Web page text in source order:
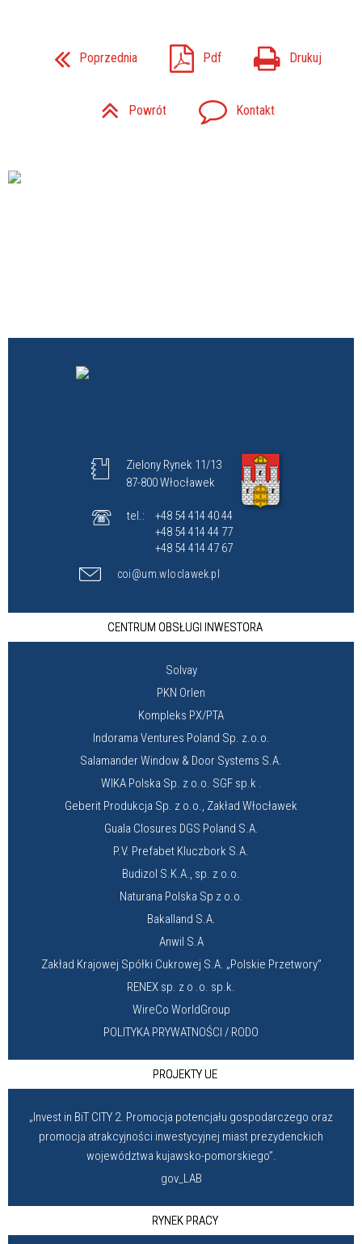
Poprzednia Pdf Drukuj
Powrót Kontakt
Zielony Rynek 11/13
87-800 Włocławek
tel.:
+48 54 414 40 44
+48 54 414 44 77
+48 54 414 47 67
coi@um.wloclawek.pl
CENTRUM OBSŁUGI INWESTORA
Solvay
PKN Orlen
Kompleks PX/PTA
Indorama Ventures Poland Sp. z.o.o.
Salamander Window & Door Systems S.A.
WIKA Polska Sp. z o.o. SGF sp.k .
Geberit Produkcja Sp. z o.o., Zakład Włocławek
Guala Closures DGS Poland S.A.
P.V. Prefabet Kluczbork S.A.
Budizol S.K.A., sp. z o.o.
Naturana Polska Sp z o.o.
Bakalland S.A.
Anwil S.A
Zakład Krajowej Spółki Cukrowej S.A. „Polskie Przetwory”
RENEX sp. z o .o. sp.k.
WireCo WorldGroup
POLITYKA PRYWATNOŚCI / RODO
PROJEKTY UE
„Invest in BiT CITY 2. Promocja potencjału gospodarczego oraz
promocja atrakcyjności inwestycyjnej miast prezydenckich
województwa kujawsko-pomorskiego”.
gov_LAB
RYNEK PRACY